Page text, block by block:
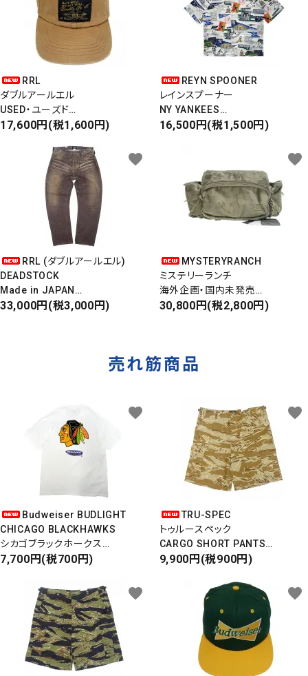
RRL
ダブルアールエル
USED・ユーズド
6PANEL CAP
17,600円(税1,600円)
REYN SPOONER
レインスプーナー
NY YANKEES
ニューヨークヤンキース
16,500円(税1,500円)
RRL (ダブルアールエル)
DEADSTOCK
Made in JAPAN
DAMAGE DENIM PANTS
33,000円(税3,000円)
favorite
MYSTERYRANCH
ミステリーランチ
海外企画・国内未発売
WAIST BAG
30,800円(税2,800円)
favorite
売れ筋商品
Budweiser BUDLIGHT
CHICAGO BLACKHAWKS
シカゴブラックホークス
半袖Tシャツ
7,700円(税700円)
favorite
TRU-SPEC
トゥルースペック
CARGO SHORT PANTS
カーゴショートパンツ
タイガーカモ
9,900円(税900円)
favorite
favorite favorite